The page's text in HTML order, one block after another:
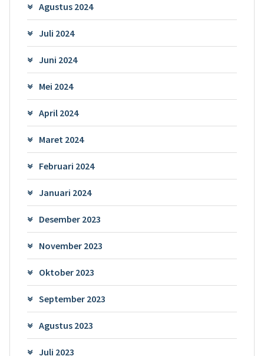
Agustus 2024
Juli 2024
Juni 2024
Mei 2024
April 2024
Maret 2024
Februari 2024
Januari 2024
Desember 2023
November 2023
Oktober 2023
September 2023
Agustus 2023
Juli 2023